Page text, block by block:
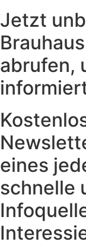
Jetzt
abrufen,
eines
schnelle